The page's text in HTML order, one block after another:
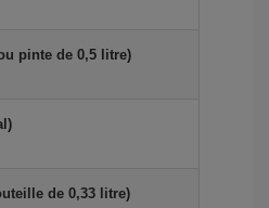
pinte de 0,5 litre)
de 0,33 litre)